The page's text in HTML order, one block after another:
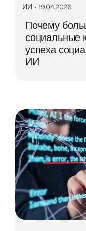
ИИ • 19.04.2026
Почему
социальные
успеха
ИИ